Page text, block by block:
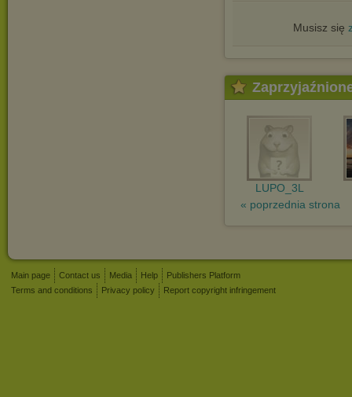
Musisz się
LUPO_3L
« poprzednia strona
Main page Contact us Media Help
Publishers Platform
Terms and conditions
Privacy policy Report copyright infringement